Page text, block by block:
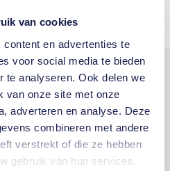
van cookies
en advertenties te
voor social media te bieden
te analyseren. Ook delen we
van onze site met onze
adverteren en analyse. Deze
combineren met andere
verstrekt of die ze hebben
gebruik van hun services.
als eerste op de